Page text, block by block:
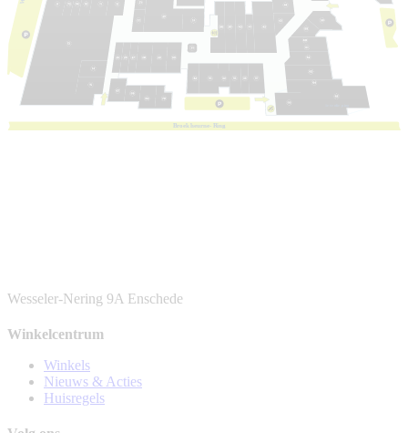
Broek heurne- R ing
Wesseler-Nering 9A Enschede
Winkelcentrum
Winkels
Nieuws & Acties
Huisregels